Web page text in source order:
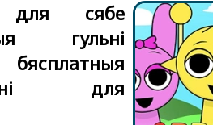
для сябе
гульні
для